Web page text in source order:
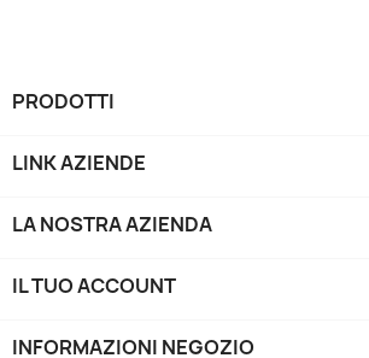
PRODOTTI
LINK AZIENDE
LA NOSTRA AZIENDA
IL TUO ACCOUNT
INFORMAZIONI NEGOZIO